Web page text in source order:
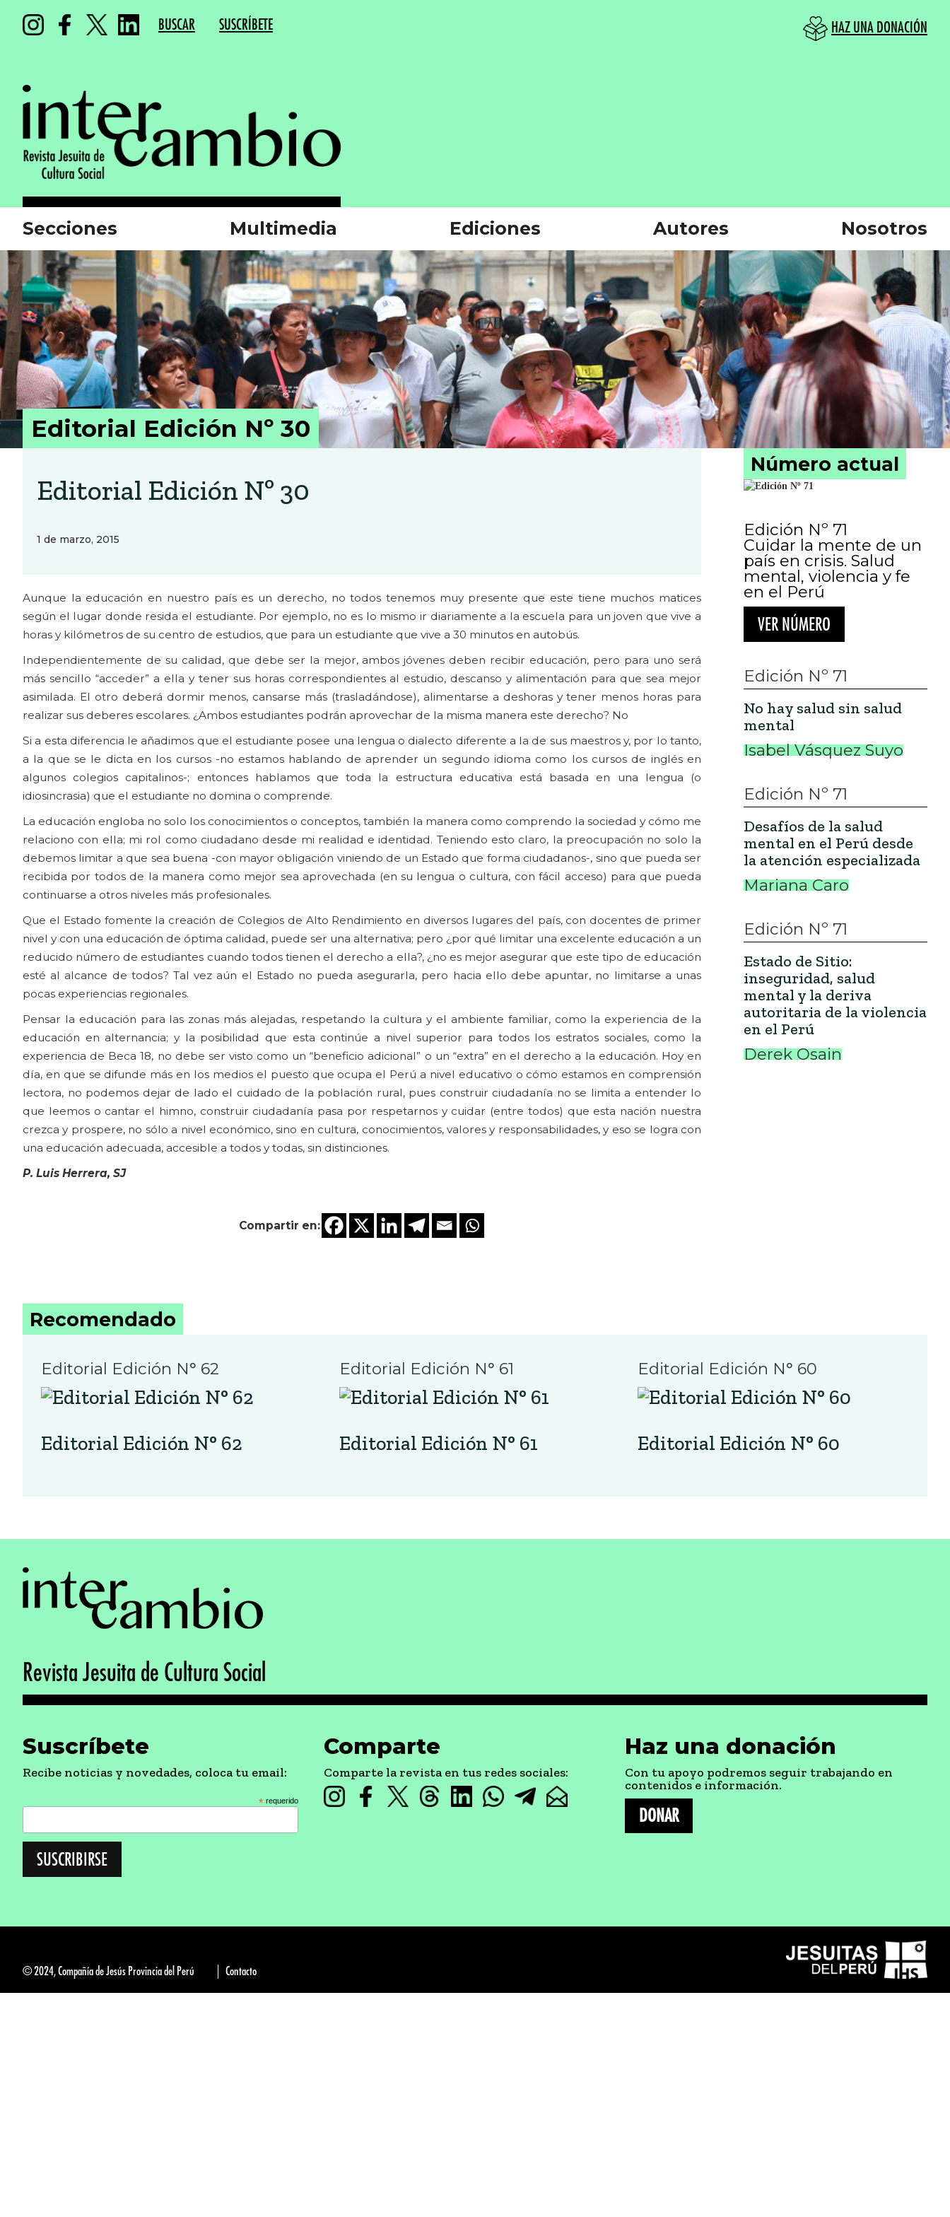
BUSCAR SUSCRÍBETE HAZ UNA DONACIÓN
Secciones Multimedia Ediciones Autores Nosotros
Editorial Edición Nº 30
Editorial Edición Nº 30
1 de marzo, 2015
Aunque la educación en nuestro país es un derecho, no todos tenemos muy presente que este tiene muchos matices
según el lugar donde resida el estudiante. Por ejemplo, no es lo mismo ir diariamente a la escuela para un joven que vive a
horas y kilómetros de su centro de estudios, que para un estudiante que vive a 30 minutos en autobús.
Independientemente de su calidad, que debe ser la mejor, ambos jóvenes deben recibir educación, pero para uno será
más sencillo “acceder” a ella y tener sus horas correspondientes al estudio, descanso y alimentación para que sea mejor
asimilada. El otro deberá dormir menos, cansarse más (trasladándose), alimentarse a deshoras y tener menos horas para
realizar sus deberes escolares. ¿Ambos estudiantes podrán aprovechar de la misma manera este derecho? No
Si a esta diferencia le añadimos que el estudiante posee una lengua o dialecto diferente a la de sus maestros y, por lo tanto,
a la que se le dicta en los cursos -no estamos hablando de aprender un segundo idioma como los cursos de inglés en
algunos colegios capitalinos-; entonces hablamos que toda la estructura educativa está basada en una lengua (o
idiosincrasia) que el estudiante no domina o comprende.
La educación engloba no solo los conocimientos o conceptos, también la manera como comprendo la sociedad y cómo me
relaciono con ella; mi rol como ciudadano desde mi realidad e identidad. Teniendo esto claro, la preocupación no solo la
debemos limitar a que sea buena -con mayor obligación viniendo de un Estado que forma ciudadanos-, sino que pueda ser
recibida por todos de la manera como mejor sea aprovechada (en su lengua o cultura, con fácil acceso) para que pueda
continuarse a otros niveles más profesionales.
Que el Estado fomente la creación de Colegios de Alto Rendimiento en diversos lugares del país, con docentes de primer
nivel y con una educación de óptima calidad, puede ser una alternativa; pero ¿por qué limitar una excelente educación a un
reducido número de estudiantes cuando todos tienen el derecho a ella?, ¿no es mejor asegurar que este tipo de educación
esté al alcance de todos? Tal vez aún el Estado no pueda asegurarla, pero hacia ello debe apuntar, no limitarse a unas
pocas experiencias regionales.
Pensar la educación para las zonas más alejadas, respetando la cultura y el ambiente familiar, como la experiencia de la
educación en alternancia; y la posibilidad que esta continúe a nivel superior para todos los estratos sociales, como la
experiencia de Beca 18, no debe ser visto como un “beneficio adicional” o un “extra” en el derecho a la educación. Hoy en
día, en que se difunde más en los medios el puesto que ocupa el Perú a nivel educativo o cómo estamos en comprensión
lectora, no podemos dejar de lado el cuidado de la población rural, pues construir ciudadanía no se limita a entender lo
que leemos o cantar el himno, construir ciudadanía pasa por respetarnos y cuidar (entre todos) que esta nación nuestra
crezca y prospere, no sólo a nivel económico, sino en cultura, conocimientos, valores y responsabilidades, y eso se logra con
una educación adecuada, accesible a todos y todas, sin distinciones.
P. Luis Herrera, SJ
Compartir en:
Número actual
Edición Nº 71
Cuidar la mente de un
país en crisis. Salud
mental, violencia y fe
en el Perú
VER NÚMERO
Edición Nº 71
No hay salud sin salud
mental
Isabel Vásquez Suyo
Edición Nº 71
Desafíos de la salud
mental en el Perú desde
la atención especializada
Mariana Caro
Edición Nº 71
Estado de Sitio:
inseguridad, salud
mental y la deriva
autoritaria de la violencia
en el Perú
Derek Osain
Recomendado
Editorial Edición N° 62
Editorial Edición N° 62
Editorial Edición N° 61
Editorial Edición N° 61
Editorial Edición N° 60
Editorial Edición N° 60
Revista Jesuita de Cultura Social
Suscríbete
Recibe noticias y novedades, coloca tu email:
* requerido
Comparte
Comparte la revista en tus redes sociales:
Haz una donación
Con tu apoyo podremos seguir trabajando en
contenidos e información.
DONAR
© 2024, Compañía de Jesús Provincia del Perú Contacto